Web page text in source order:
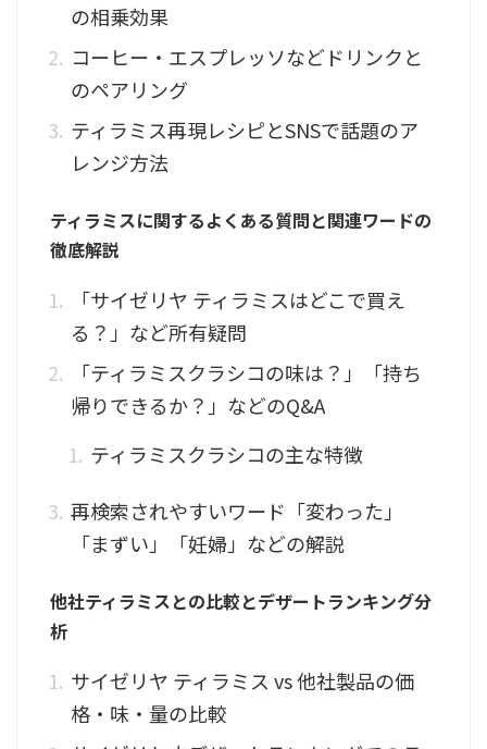
の相乗効果
コーヒー・エスプレッソなどドリンクと
のペアリング
ティラミス再現レシピとSNSで話題のア
レンジ方法
ティラミスに関するよくある質問と関連ワードの
徹底解説
「サイゼリヤ ティラミスはどこで買え
る？」など所有疑問
「ティラミスクラシコの味は？」「持ち
帰りできるか？」などのQ&A
ティラミスクラシコの主な特徴
再検索されやすいワード「変わった」
「まずい」「妊婦」などの解説
他社ティラミスとの比較とデザートランキング分
析
サイゼリヤ ティラミス vs 他社製品の価
格・味・量の比較